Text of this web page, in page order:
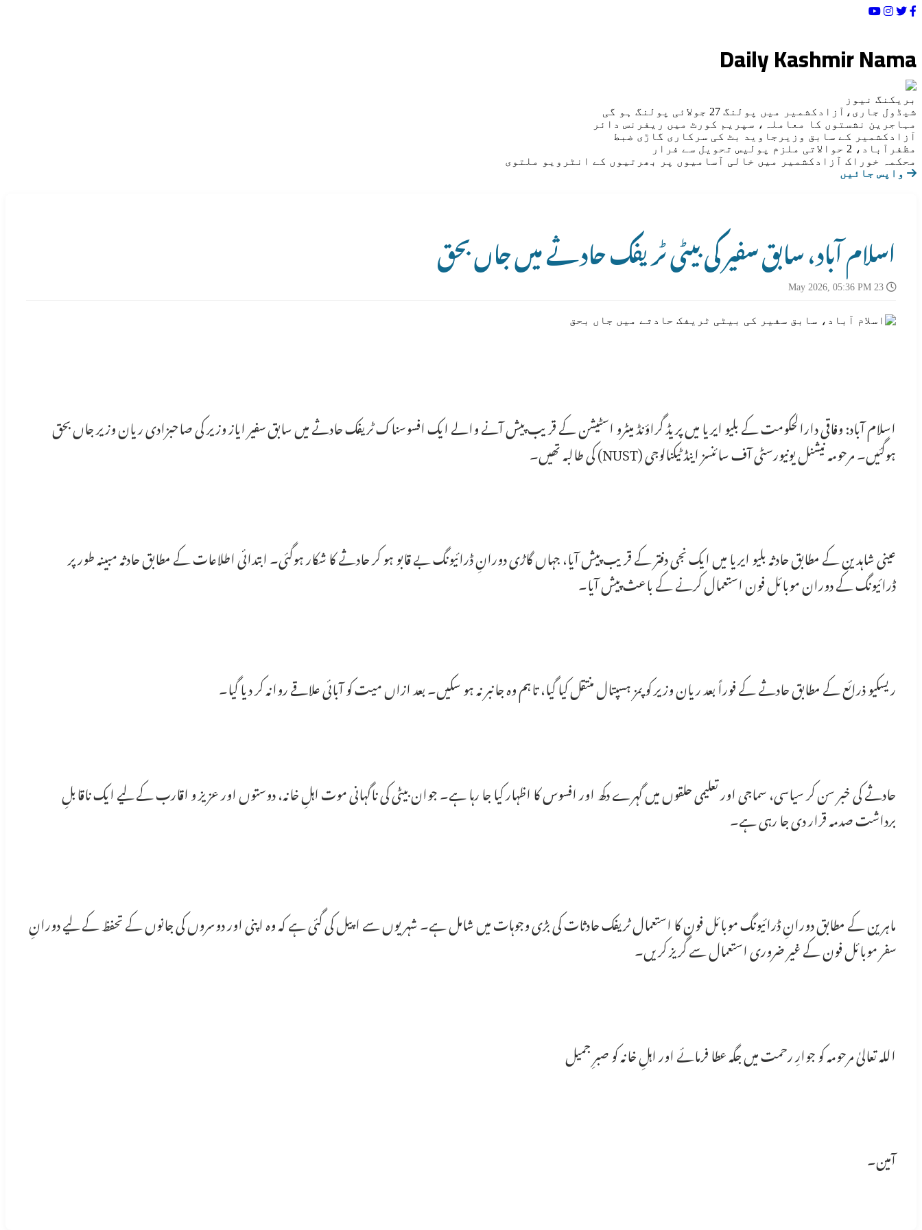
Daily Kashmir Nama
بریکنگ نیوز
شیڈول جاری،آزادکشمیر میں پولنگ 27 جولائی پولنگ ہو گی
مہاجرین نشستوں کا معاملہ، سپریم کورٹ میں ریفرنس دائر
آزادکشمیر کے سابق وزیرجاوید بٹ کی سرکاری گاڑی ضبط
مظفرآباد، 2 حوالاتی ملزم پولیس تحویل سے فرار
محکمہ خوراک آزادکشمیر میں خالی آسامیوں پر بھرتیوں کے انٹرویو ملتوی
واپس جائیں
اسلام آباد، سابق سفیر کی بیٹی ٹریفک حادثے میں جاں بحق
ہوگئیں۔ مرحومہ نیشنل یونیورسٹی آف سائنسز اینڈ ٹیکنالوجی (NUST) کی طالبہ تھیں۔
عینی شاہدین کے مطابق حادثہ بلیو ایریا میں ایک نجی دفتر کے قریب پیش آیا، جہاں گاڑی دورانِ ڈرائیونگ بے قابو ہو کر حادثے کا شکار ہوگئی۔ ابتدائی اطلاعات کے مطابق حادثہ مبینہ طور پر
ڈرائیونگ کے دوران موبائل فون استعمال کرنے کے باعث پیش آیا۔
ریسکیو ذرائع کے مطابق حادثے کے فوراً بعد ریان وزیر کو پمز ہسپتال منتقل کیا گیا، تاہم وہ جانبر نہ ہو سکیں۔ بعد ازاں میت کو آبائی علاقے روانہ کر دیا گیا۔
برداشت صدمہ قرار دی جا رہی ہے۔
سفر موبائل فون کے غیر ضروری استعمال سے گریز کریں۔
اللہ تعالیٰ مرحومہ کو جوارِ رحمت میں جگہ عطا فرمائے اور اہلِ خانہ کو صبرِ جمیل
آمین۔